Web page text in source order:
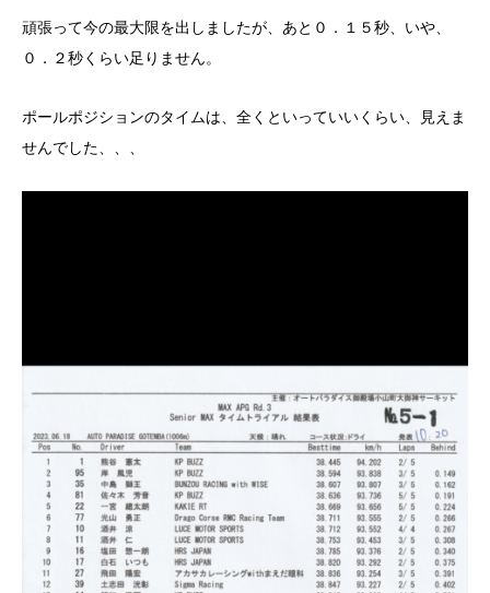
頑張って今の最大限を出しましたが、あと０．１５秒、いや、
０．２秒くらい足りません。
ポールポジションのタイムは、全くといっていいくらい、見えま
せんでした、、、